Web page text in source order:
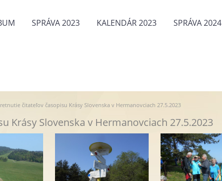
SPRÁVA 2023 KALENDÁR 2023 SPRÁVA 2024
čitateľov časopisu Krásy Slovenska v Hermanovciach 27.5.2023
Krásy Slovenska v Hermanovciach 27.5.2023